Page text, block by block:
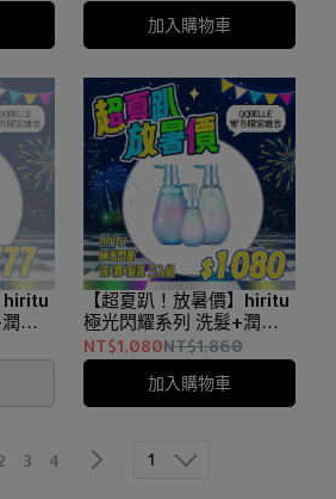
加入購物車
hiritu
髮
【超夏趴！放暑價】hiritu
極光閃耀系列 洗髮+潤髮
+髮乳三入組
NT$1,080NT$1,860
加入購物車
3 4 1